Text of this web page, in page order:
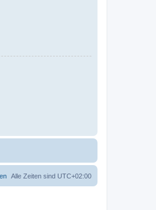
Alle Zeiten sind UTC+02:00